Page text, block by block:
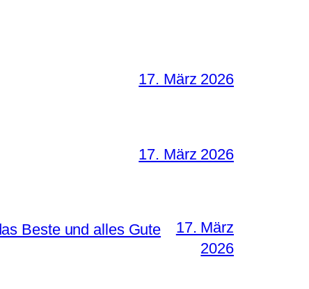
17. März 2026
17. März 2026
Beste und alles Gute
17. März
2026